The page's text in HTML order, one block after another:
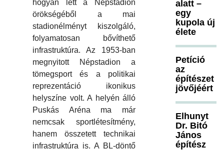
hogyan lett a Népstadion
örökségéből a mai
stadionélményt kiszolgáló,
folyamatosan bővíthető
infrastruktúra. Az 1953-ban
megnyitott Népstadion a
tömegsport és a politikai
reprezentáció ikonikus
helyszíne volt. A helyén álló
Puskás Aréna ma már
nemcsak sportlétesítmény,
hanem összetett technikai
infrastruktúra is. A BL-döntő
alatt –
egy
kupola új
élete
Petíció
az
építészet
jövőjéért
Elhunyt
Dr. Bitó
János
építész